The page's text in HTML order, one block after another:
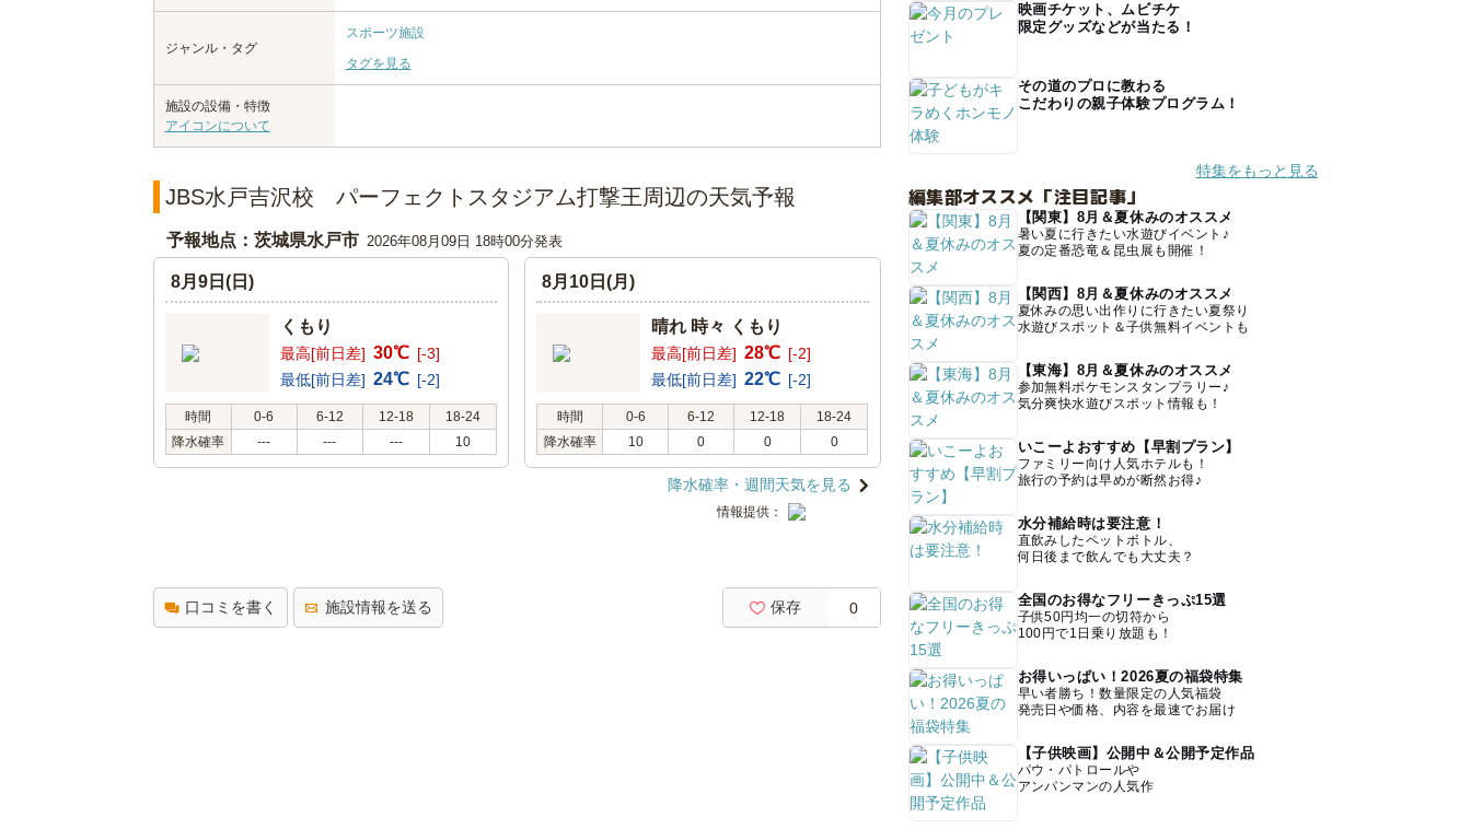
ジャンル・タグ
スポーツ施設
タグを見る
施設の設備・特徴
アイコンについて
JBS水戸吉沢校 パーフェクトスタジアム打撃王周辺の天気予報
予報地点：茨城県水戸市 2026年08月09日 18時00分発表
8月9日(日)
くもり
最高[前日差] 30℃ [-3]
最低[前日差] 24℃ [-2]
時間 0-6 6-12 12-18
18-24
降水確率
--- --- --- 10
8月10日(月)
晴れ 時々 くもり
最高[前日差] 28℃ [-2]
最低[前日差] 22℃ [-2]
時間 0-6 6-12 12-18
18-24
降水確率
10 0 0 0
降水確率・週間天気を見る
情報提供：
口コミを書く 施設情報を送る 保存 0
映画チケット、ムビチケ
限定グッズなどが当たる！
その道のプロに教わる
こだわりの親子体験プログラム！
特集をもっと見る
編集部オススメ「注目記事」
【関東】8月＆夏休みのオススメ
暑い夏に行きたい水遊びイベント♪
夏の定番恐竜＆昆虫展も開催！
【関西】8月＆夏休みのオススメ
夏休みの思い出作りに行きたい夏祭り
水遊びスポット＆子供無料イベントも
【東海】8月＆夏休みのオススメ
参加無料ポケモンスタンプラリー♪
気分爽快水遊びスポット情報も！
いこーよおすすめ【早割プラン】
ファミリー向け人気ホテルも！
旅行の予約は早めが断然お得♪
水分補給時は要注意！
直飲みしたペットボトル、
何日後まで飲んでも大丈夫？
全国のお得なフリーきっぷ15選
子供50円均一の切符から
100円で1日乗り放題も！
お得いっぱい！2026夏の福袋特集
早い者勝ち！数量限定の人気福袋
発売日や価格、内容を最速でお届け
【子供映画】公開中＆公開予定作品
パウ・パトロールや
アンパンマンの人気作